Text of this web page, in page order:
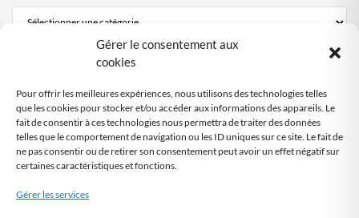
Gérer le consentement aux
cookies
Pour offrir les meilleures expériences, nous utilisons des technologies telles
que les cookies pour stocker et/ou accéder aux informations des appareils. Le
fait de consentir à ces technologies nous permettra de traiter des données
telles que le comportement de navigation ou les ID uniques sur ce site. Le fait de
ne pas consentir ou de retirer son consentement peut avoir un effet négatif sur
certaines caractéristiques et fonctions.
Gérer les services
Mentions Légales
Politique cookies DPO Partagé
Nous contacter
Audit automatisé